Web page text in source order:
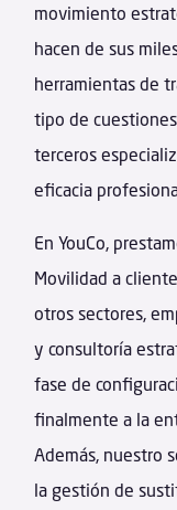
movimiento
hacen de sus
herramientas de
tipo de
terceros
eficacia
En YouCo,
Movilidad a
otros sectores,
y consultoría
fase de
finalmente a la
Además, nuestro
la gestión de